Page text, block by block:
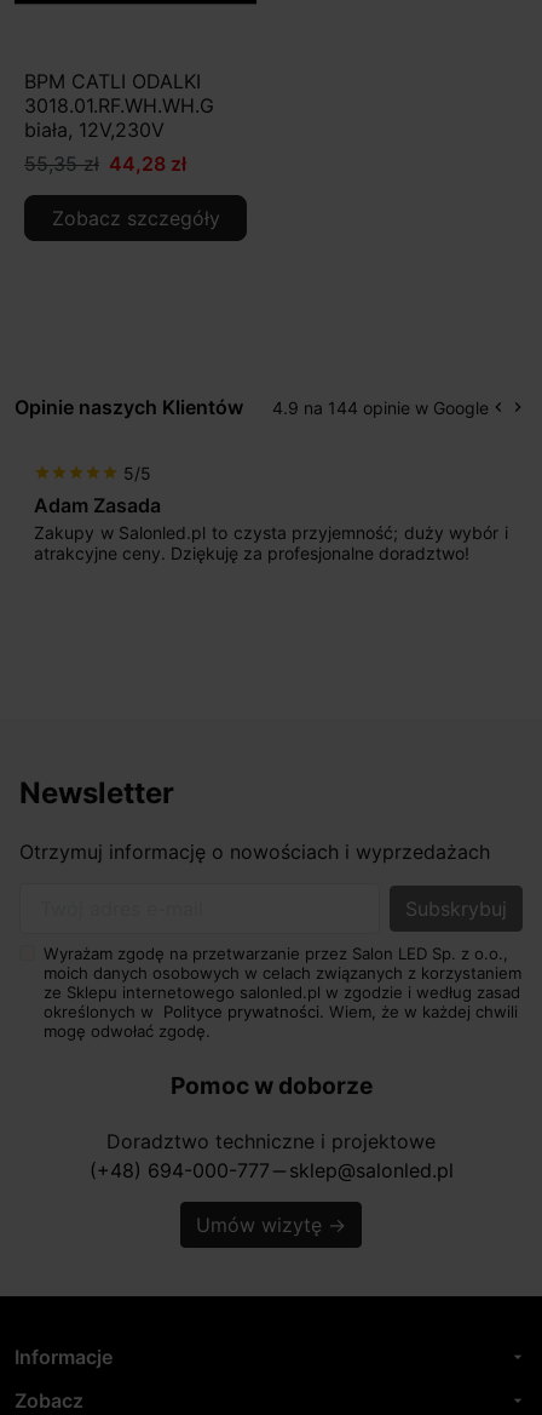
BPM CATLI ODALKI
3018.01.RF.WH.WH.G
biała, 12V,230V
55,35 zł 44,28 zł
Zobacz szczegóły
Opinie naszych Klientów 4.9 na 144 opinie w Google keyboard_arrow_left keyboard_arrow_right
star star star star star 5/5
Adam Zasada
Zakupy w Salonled.pl to czysta przyjemność; duży wybór i
atrakcyjne ceny. Dziękuję za profesjonalne doradztwo!
Newsletter
Otrzymuj informację o nowościach i wyprzedażach
Wyrażam zgodę na przetwarzanie przez Salon LED Sp. z o.o.,
moich danych osobowych w celach związanych z korzystaniem
ze Sklepu internetowego salonled.pl w zgodzie i według zasad
określonych w Polityce prywatności. Wiem, że w każdej chwili
mogę odwołać zgodę.
Pomoc w doborze
Doradztwo techniczne i projektowe
(+48) 694-000-777 horizontal_rule sklep@salonled.pl
Umów wizytę →
Informacje arrow_drop_down
Zobacz arrow_drop_down